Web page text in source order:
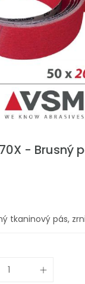
- Brusný
tkaninový pás,